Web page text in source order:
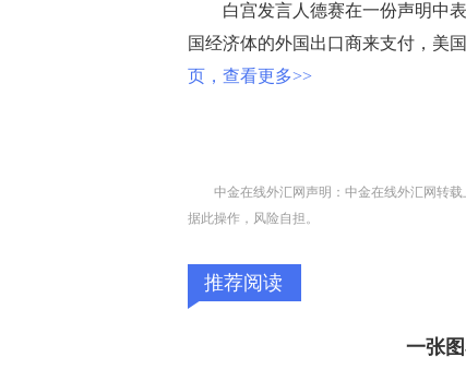
白宫发言人德赛在一份声明中表
国经济体的外国出口商来支付，美
页，查看更多>>
中金在线外汇网声明：中金在线外汇网转
据此操作，风险自担。
推荐阅读